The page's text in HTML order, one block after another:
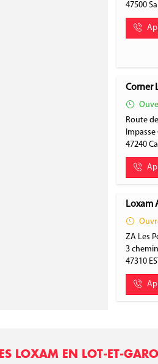
47500
Corner
Route
47240
Loxam
ZA Les
3
47310
LOXAM EN LOT-ET-